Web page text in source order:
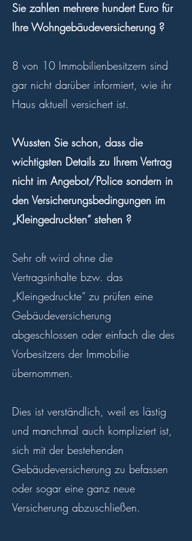
Sie zahlen mehrere hundert Euro für
Ihre Wohngebäudeversicherung ?
8 von 10 Immobilienbesitzern sind
gar nicht darüber informiert, wie ihr
Haus aktuell versichert ist.
Wussten Sie schon, dass die
wichtigsten Details zu Ihrem Vertrag
nicht im Angebot/Police sondern in
den Versicherungsbedingungen im
„Kleingedruckten“ stehen ?
Sehr oft wird ohne die
Vertragsinhalte bzw. das
„Kleingedruckte“ zu prüfen eine
Gebäudeversicherung
abgeschlossen oder einfach die des
Vorbesitzers der Immobilie
übernommen.
Dies ist verständlich, weil es lästig
und manchmal auch kompliziert ist,
sich mit der bestehenden
Gebäudeversicherung zu befassen
oder sogar eine ganz neue
Versicherung abzuschließen.